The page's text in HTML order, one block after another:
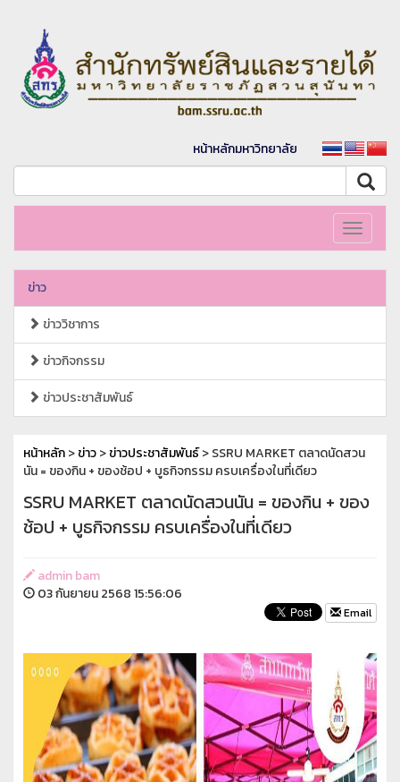
หน้าหลักมหาวิทยาลัย
Toggle
ข่าว
ข่าววิชาการ
ข่าวกิจกรรม
ข่าวประชาสัมพันธ์
หน้าหลัก>ข่าว>ข่าวประชาสัมพันธ์> SSRU MARKET ตลาดนัดสวน
นัน = ของกิน + ของช้อป + บูธกิจกรรม ครบเครื่องในที่เดียว
SSRU MARKET ตลาดนัดสวนนัน = ของกิน + ของ
ช้อป + บูธกิจกรรม ครบเครื่องในที่เดียว
admin bam
03 กันยายน 2568 15:56:06
Email